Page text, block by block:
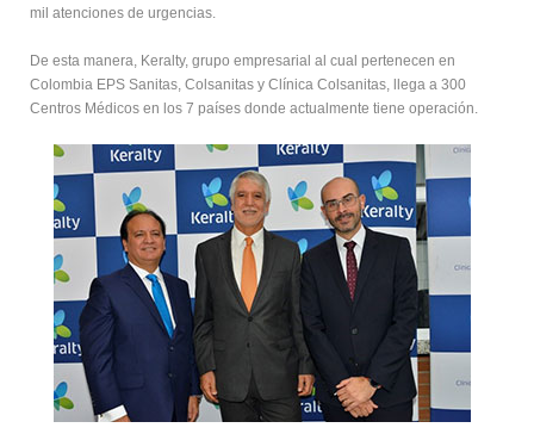
mil atenciones de urgencias.
De esta manera, Keralty, grupo empresarial al cual pertenecen en
Colombia EPS Sanitas, Colsanitas y Clínica Colsanitas, llega a 300
Centros Médicos en los 7 países donde actualmente tiene operación.